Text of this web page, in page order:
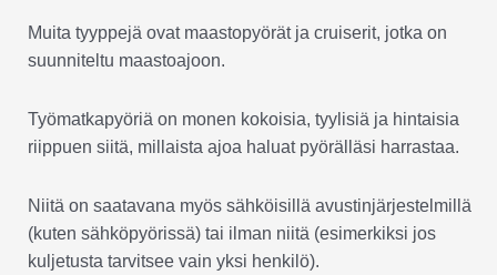
Muita tyyppejä ovat maastopyörät ja cruiserit, jotka on
suunniteltu maastoajoon.
Työmatkapyöriä on monen kokoisia, tyylisiä ja hintaisia
riippuen siitä, millaista ajoa haluat pyörälläsi harrastaa.
Niitä on saatavana myös sähköisillä avustinjärjestelmillä
(kuten sähköpyörissä) tai ilman niitä (esimerkiksi jos
kuljetusta tarvitsee vain yksi henkilö).